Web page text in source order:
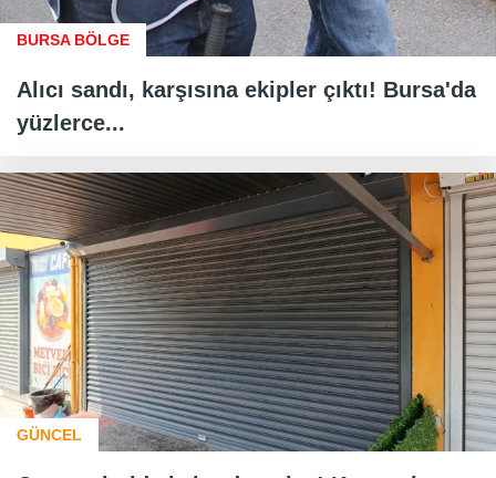
BURSA BÖLGE
Alıcı sandı, karşısına ekipler çıktı! Bursa'da
yüzlerce...
GÜNCEL